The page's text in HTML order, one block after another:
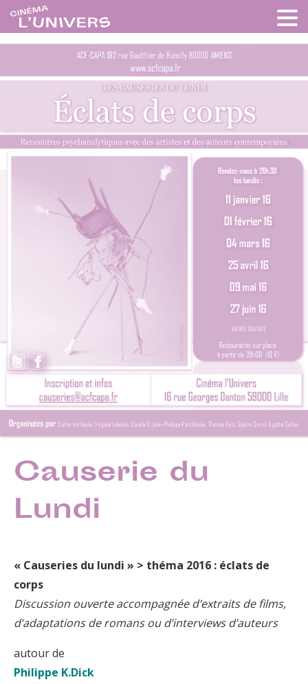
Causerie du
Lundi
« Causeries du lundi » > théma 2016 : éclats de
corps
Discussion ouverte accompagnée d’extraits de films,
d’adaptations de romans ou d’interviews d’auteurs
autour de
Philippe K.Dick